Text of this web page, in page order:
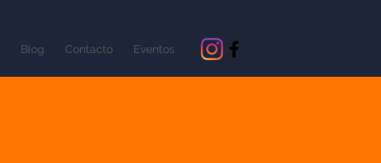
Blog Contacto Eventos